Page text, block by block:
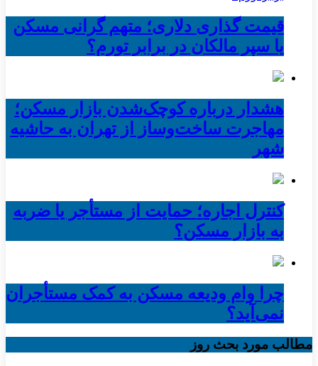
قیمت گذاری دلاری؛ متهم گرانی مسکن
یا سپر مالکان در برابر تورم؟
هشدار درباره کوچک‌شدن بازار مسکن؛
مهاجرت ساخت‌وساز از تهران به حاشیه‌
شهر
کنترل اجاره؛ حمایت از مستأجر یا ضربه
به بازار مسکن؟
چرا وام ودیعه مسکن به کمک مستأجران
نمی‌آید؟
مطالب مورد بحث روز